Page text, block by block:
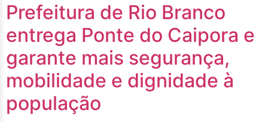
Prefeitura de Rio Branco
entrega Ponte do Caipora e
garante mais segurança,
mobilidade e dignidade à
população